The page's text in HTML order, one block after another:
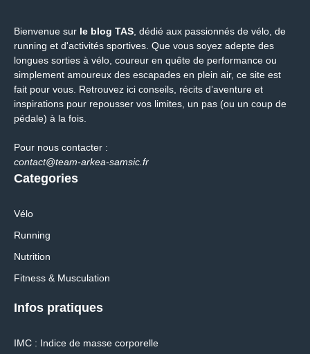
Bienvenue sur le blog TAS , dédié aux passionnés de vélo, de
running et d'activités sportives. Que vous soyez adepte des
longues sorties à vélo, coureur en quête de performance ou
simplement amoureux des escapades en plein air, ce site est
fait pour vous. Retrouvez ici conseils, récits d’aventure et
inspirations pour repousser vos limites, un pas (ou un coup de
pédale) à la fois.
Pour nous contacter :
contact@team-arkea-samsic.fr
Categories
Vélo
Running
Nutrition
Fitness & Musculation
Infos pratiques
IMC : Indice de masse corporelle